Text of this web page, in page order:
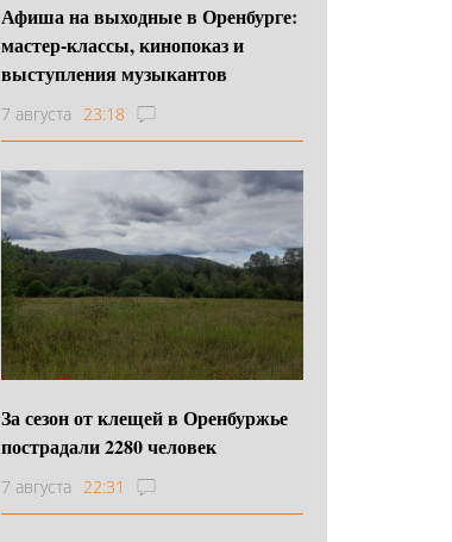
Афиша на выходные в Оренбурге:
мастер-классы, кинопоказ и
выступления музыкантов
7 августа 23:18
За сезон от клещей в Оренбуржье
пострадали 2280 человек
7 августа 22:31